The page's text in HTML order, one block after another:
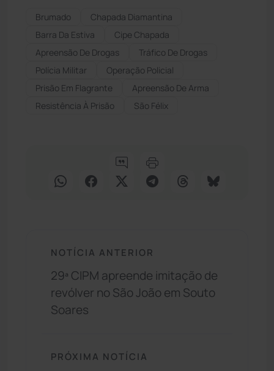
Brumado
Chapada Diamantina
Barra Da Estiva
Cipe Chapada
Apreensão De Drogas
Tráfico De Drogas
Polícia Militar
Operação Policial
Prisão Em Flagrante
Apreensão De Arma
Resistência À Prisão
São Félix
NOTÍCIA ANTERIOR
29ª CIPM apreende imitação de
revólver no São João em Souto
Soares
PRÓXIMA NOTÍCIA